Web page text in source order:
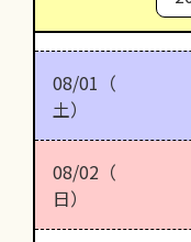
08/01（
土）
08/02（
日）